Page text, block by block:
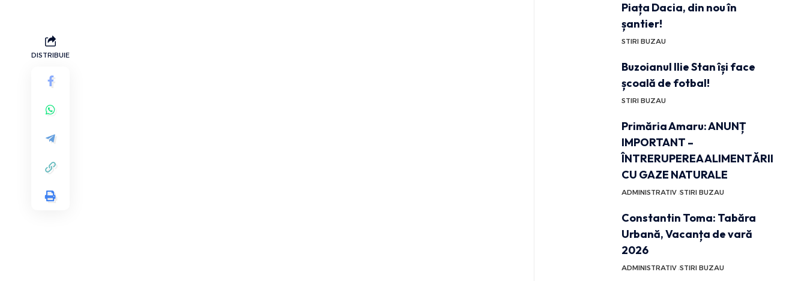
DISTRIBUIE
Piața Dacia, din nou în
șantier!
STIRI BUZAU
Buzoianul Ilie Stan își face
școală de fotbal!
STIRI BUZAU
Primăria Amaru: ANUNȚ
IMPORTANT –
ÎNTRERUPEREA ALIMENTĂRII
CU GAZE NATURALE
ADMINISTRATIV STIRI BUZAU
Constantin Toma: Tabăra
Urbană, Vacanța de vară
2026
ADMINISTRATIV STIRI BUZAU